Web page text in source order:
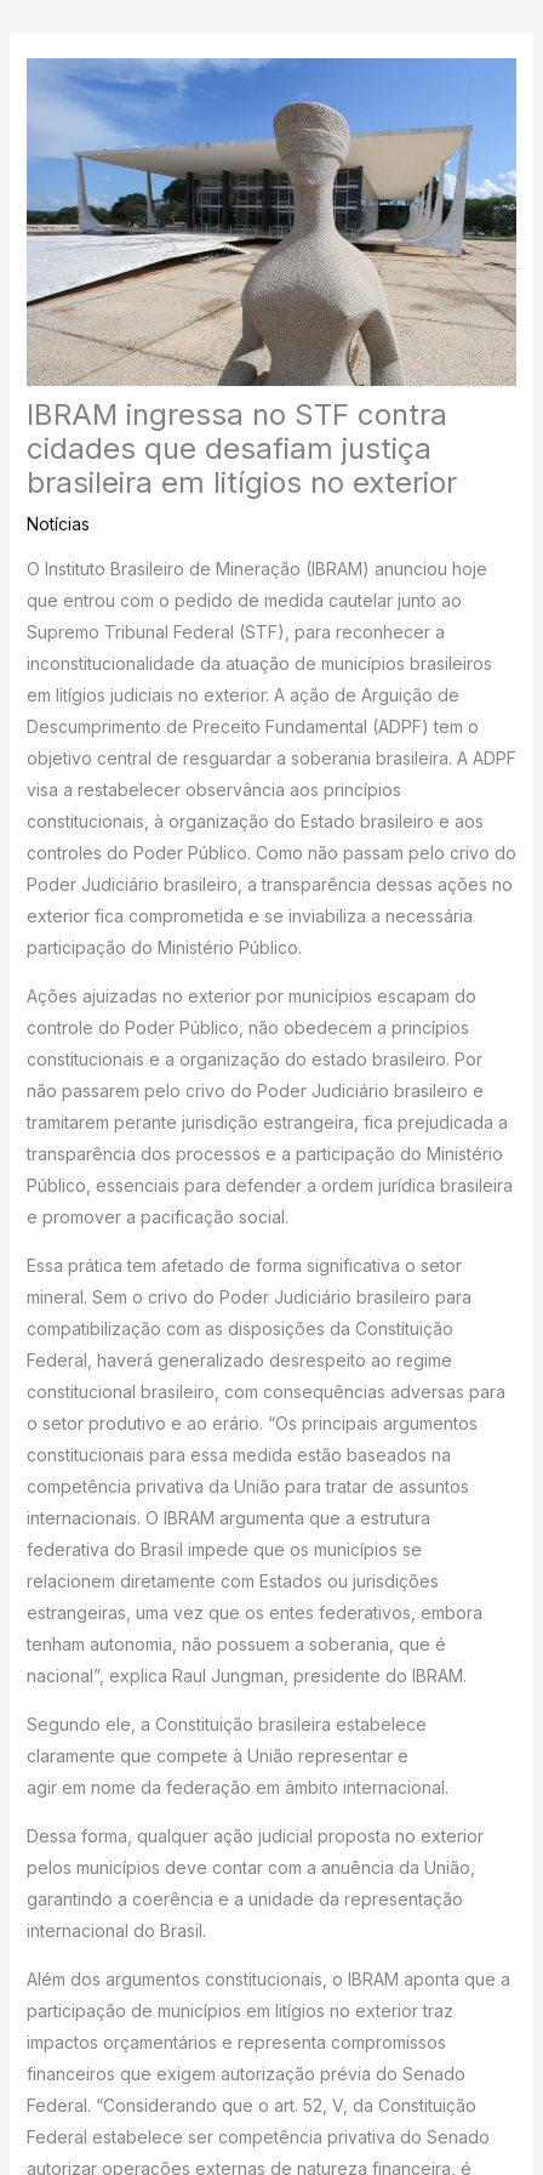
IBRAM ingressa no STF contra
cidades que desafiam justiça
brasileira em litígios no exterior
Notícias
O Instituto Brasileiro de Mineração (IBRAM) anunciou hoje
que entrou com o pedido de medida cautelar junto ao
Supremo Tribunal Federal (STF), para reconhecer a
inconstitucionalidade da atuação de municípios brasileiros
em litígios judiciais no exterior. A ação de Arguição de
Descumprimento de Preceito Fundamental (ADPF) tem o
objetivo central de resguardar a soberania brasileira. A ADPF
visa a restabelecer observância aos princípios
constitucionais, à organização do Estado brasileiro e aos
controles do Poder Público. Como não passam pelo crivo do
Poder Judiciário brasileiro, a transparência dessas ações no
exterior fica comprometida e se inviabiliza a necessária
participação do Ministério Público.
Ações ajuizadas no exterior por municípios escapam do
controle do Poder Público, não obedecem a princípios
constitucionais e a organização do estado brasileiro. Por
não passarem pelo crivo do Poder Judiciário brasileiro e
tramitarem perante jurisdição estrangeira, fica prejudicada a
transparência dos processos e a participação do Ministério
Público, essenciais para defender a ordem jurídica brasileira
e promover a pacificação social.
Essa prática tem afetado de forma significativa o setor
mineral. Sem o crivo do Poder Judiciário brasileiro para
compatibilização com as disposições da Constituição
Federal, haverá generalizado desrespeito ao regime
constitucional brasileiro, com consequências adversas para
o setor produtivo e ao erário. “Os principais argumentos
constitucionais para essa medida estão baseados na
competência privativa da União para tratar de assuntos
internacionais. O IBRAM argumenta que a estrutura
federativa do Brasil impede que os municípios se
relacionem diretamente com Estados ou jurisdições
estrangeiras, uma vez que os entes federativos, embora
tenham autonomia, não possuem a soberania, que é
nacional”, explica Raul Jungman, presidente do IBRAM.
Segundo ele, a Constituição brasileira estabelece
claramente que compete à União representar e
agir em nome da federação em âmbito internacional.
Dessa forma, qualquer ação judicial proposta no exterior
pelos municípios deve contar com a anuência da União,
garantindo a coerência e a unidade da representação
internacional do Brasil.
Além dos argumentos constitucionais, o IBRAM aponta que a
participação de municípios em litígios no exterior traz
impactos orçamentários e representa compromissos
financeiros que exigem autorização prévia do Senado
Federal. “Considerando que o art. 52, V, da Constituição
Federal estabelece ser competência privativa do Senado
autorizar operações externas de natureza financeira, é